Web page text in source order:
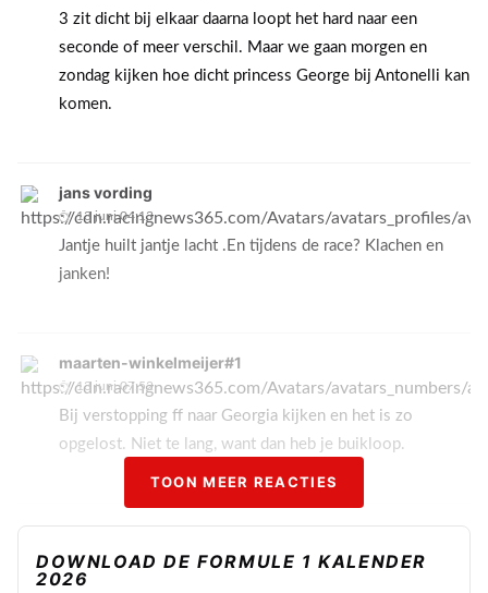
3 zit dicht bij elkaar daarna loopt het hard naar een
seconde of meer verschil. Maar we gaan morgen en
zondag kijken hoe dicht princess George bij Antonelli kan
komen.
jans vording
13 juni 04:13
Jantje huilt jantje lacht .En tijdens de race? Klachen en
janken!
maarten-winkelmeijer#1
13 juni 07:52
Bij verstopping ff naar Georgia kijken en het is zo
opgelost. Niet te lang, want dan heb je buikloop.
TOON MEER REACTIES
DOWNLOAD DE FORMULE 1 KALENDER
2026